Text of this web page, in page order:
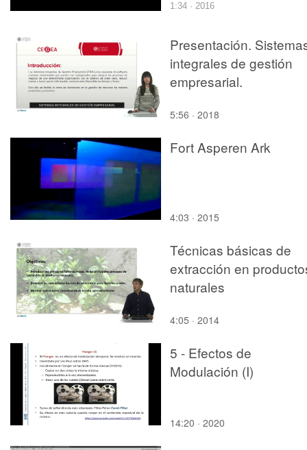
1:34 · 2016
Presentación.
integrales de gestión
empresarial.
5:56 · 2018
Fort Asperen Ark
4:03 · 2015
Técnicas básicas de
extracción en
naturales
4:05 · 2014
5 - Efectos de
Modulación (I)
14:20 · 2020